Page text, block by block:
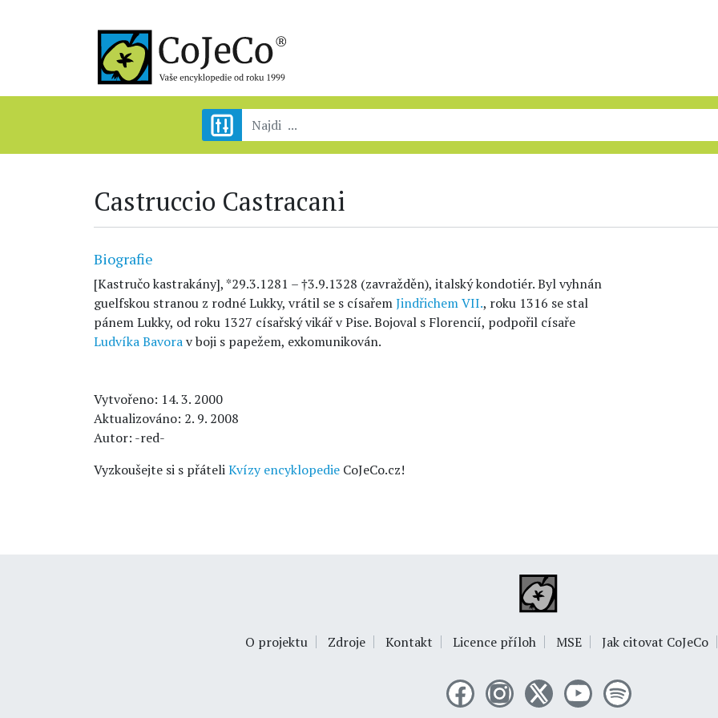
Castruccio Castracani
Biografie
[Kastručo kastrakány], *29.3.1281 – †3.9.1328 (zavražděn), italský kondotiér. Byl vyhnán
guelfskou stranou z rodné Lukky, vrátil se s císařemJindřichem VII., roku 1316 se stal
pánem Lukky, od roku 1327 císařský vikář v Pise. Bojoval s Florencií, podpořil císaře
Ludvíka Bavorav boji s papežem, exkomunikován.
Vytvořeno: 14. 3. 2000
Aktualizováno: 2. 9. 2008
Autor: -red-
Vyzkoušejte si s přáteliKvízy encyklopedie CoJeCo.cz!
O projektu Zdroje Kontakt Licence příloh MSE Jak citovat CoJeCo